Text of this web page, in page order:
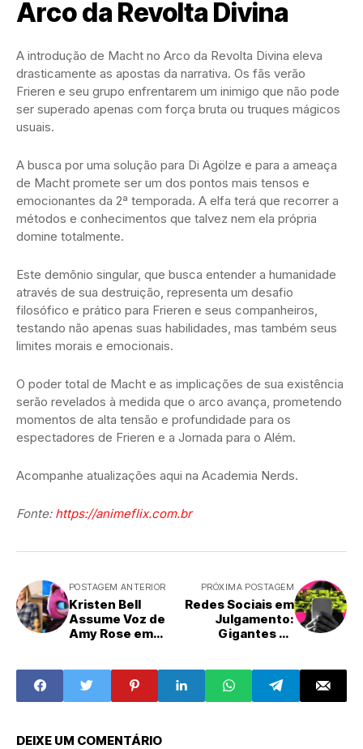
Arco da Revolta Divina
A introdução de Macht no Arco da Revolta Divina eleva
drasticamente as apostas da narrativa. Os fãs verão
Frieren e seu grupo enfrentarem um inimigo que não pode
ser superado apenas com força bruta ou truques mágicos
usuais.
A busca por uma solução para Di Agölze e para a ameaça
de Macht promete ser um dos pontos mais tensos e
emocionantes da 2ª temporada. A elfa terá que recorrer a
métodos e conhecimentos que talvez nem ela própria
domine totalmente.
Este demônio singular, que busca entender a humanidade
através de sua destruição, representa um desafio
filosófico e prático para Frieren e seus companheiros,
testando não apenas suas habilidades, mas também seus
limites morais e emocionais.
O poder total de Macht e as implicações de sua existência
serão revelados à medida que o arco avança, prometendo
momentos de alta tensão e profundidade para os
espectadores de Frieren e a Jornada para o Além.
Acompanhe atualizações aqui na Academia Nerds.
Fonte: https://animeflix.com.br
POSTAGEM ANTERIOR
Kristen Bell
Assume Voz de
Amy Rose em
Detalhes do Novo
Elenco e
Produção
PRÓXIMA POSTAGEM
Redes Sociais em
Julgamento:
Gigantes da
Ações Legais
sobre Vício e
Saúde Mental
DEIXE UM COMENTÁRIO